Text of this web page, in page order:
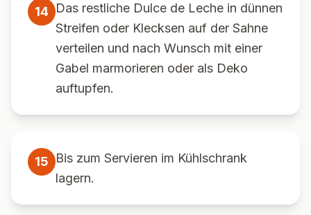
14
Das restliche Dulce de Leche in dünnen
Streifen oder Klecksen auf der Sahne
verteilen und nach Wunsch mit einer
Gabel marmorieren oder als Deko
auftupfen.
15
Bis zum Servieren im Kühlschrank
lagern.